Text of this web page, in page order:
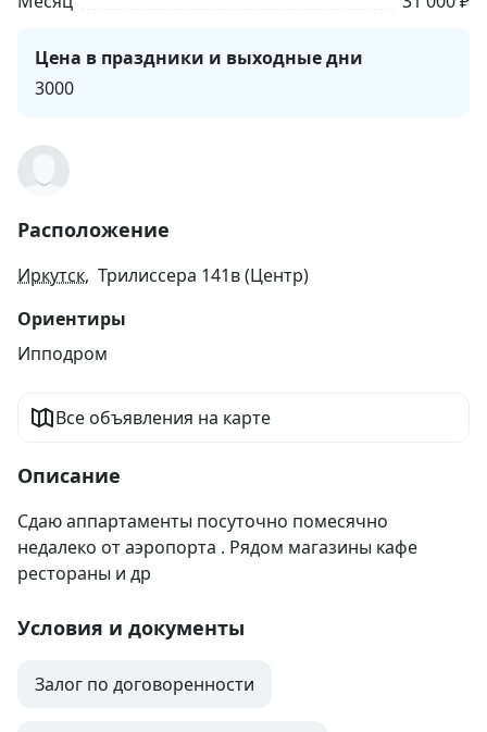
Цена в праздники и выходные дни
3000
Расположение
Иркутск, Трилиссера 141в (Центр)
Ориентиры
Ипподром
Все объявления на карте
Описание
Сдаю аппартаменты посуточно помесячно
недалеко от аэропорта . Рядом магазины кафе
рестораны и др
Условия и документы
Залог по договоренности